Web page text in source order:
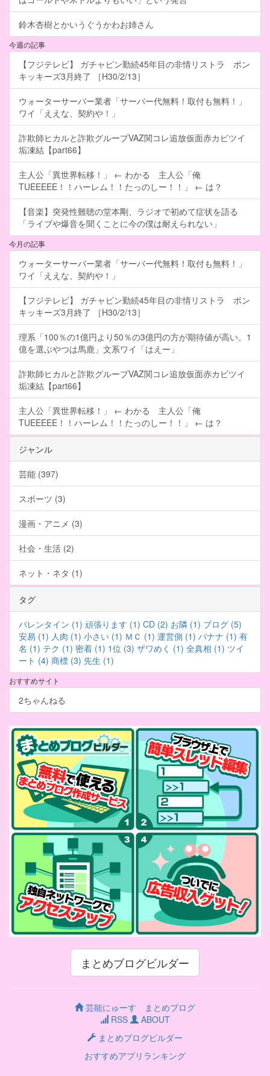
鈴木杏樹とかいうぐうかわお姉さん
今週の記事
【フジテレビ】 ガチャピン勤続45年目の非情リストラ ポン
キッキーズ3月終了 ［H30/2/13］
ウォーターサーバー業者「サーバー代無料！取付も無料！」
ワイ「ええな、契約や！」
詐欺師ヒカルと詐欺グループVAZ関コレ追放仮面赤カビツイ
垢凍結【part66】
主人公「異世界転移！」 ← わかる 主人公「俺
TUEEEEE！！ハーレム！！たっのしー！！」 ← は？
【音楽】突発性難聴の堂本剛、ラジオで初めて症状を語る
「ライブや爆音を聞くことに今の僕は耐えられない」
今月の記事
ウォーターサーバー業者「サーバー代無料！取付も無料！」
ワイ「ええな、契約や！」
【フジテレビ】 ガチャピン勤続45年目の非情リストラ ポン
キッキーズ3月終了 ［H30/2/13］
理系「100％の1億円より50％の3億円の方が期待値が高い。1
億を選ぶやつは馬鹿」文系ワイ「はえー」
詐欺師ヒカルと詐欺グループVAZ関コレ追放仮面赤カビツイ
垢凍結【part66】
主人公「異世界転移！」 ← わかる 主人公「俺
TUEEEEE！！ハーレム！！たっのしー！！」 ← は？
ジャンル
芸能 (397)
スポーツ (3)
漫画・アニメ (3)
社会・生活 (2)
ネット・ネタ (1)
タグ
バレンタイン (1) 頑張ります (1) CD (2) お隣 (1) ブログ (5)
安易 (1) 人肉 (1) 小さい (1) ＭＣ (1) 運営側 (1) バナナ (1) 有
名 (1) テク (1) 密着 (1) 1位 (3) ザワめく (1) 全真相 (1) ツイ
ート (4) 商標 (3) 先生 (1)
おすすめサイト
2ちゃんねる
まとめブログビルダー
芸能にゅーす まとめブログ
RSS
ABOUT
まとめブログビルダー
おすすめアプリランキング